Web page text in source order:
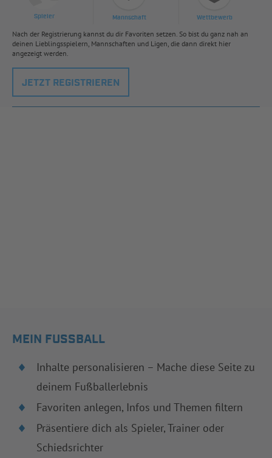
Spieler Mannschaft Wettbewerb
Nach der Registrierung kannst du dir Favoriten setzen. So bist du ganz nah an
deinen Lieblingsspielern, Mannschaften und Ligen, die dann direkt hier
angezeigt werden.
JETZT REGISTRIEREN
MEIN FUSSBALL
Inhalte personalisieren – Mache diese Seite zu
deinem Fußballerlebnis
Favoriten anlegen, Infos und Themen filtern
Präsentiere dich als Spieler, Trainer oder
Schiedsrichter